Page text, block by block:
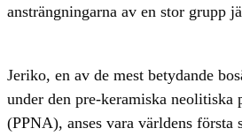
ansträngningarna av en stor grupp
Jeriko, en av de mest betydande
under den pre-keramiska neolitiska
(PPNA), anses vara världens första